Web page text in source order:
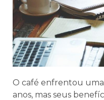
O café enfrentou
anos, mas seus